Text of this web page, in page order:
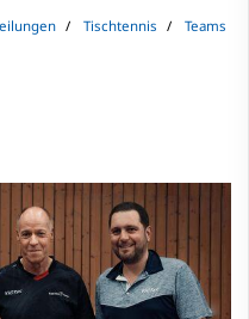
Tischtennis
Teams